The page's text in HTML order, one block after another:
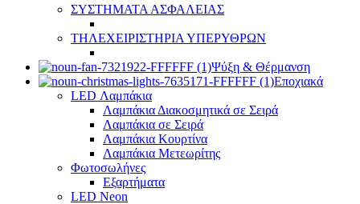
ΣΥΣΤΗΜΑΤΑ ΑΣΦΑΛΕΙΑΣ
ΤΗΛΕΧΕΙΡΙΣΤΗΡΙΑ ΥΠΕΡΥΘΡΩΝ
Ψύξη & Θέρμανση
Εποχιακά
LED Λαμπάκια
Λαμπάκια Διακοσμητικά σε Σειρά
Λαμπάκια σε Σειρά
Λαμπάκια Κουρτίνα
Λαμπάκια Μετεωρίτης
Φωτοσωλήνες
Εξαρτήματα
LED Neon